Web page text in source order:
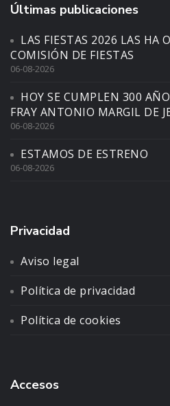
Últimas publicaciones
LAS FIESTAS 2026 LAS HA
COMISIÓN DE FIESTAS
06-08-2026
HOY SE CUMPLEN 300
FRAY ANTONIO MARGIL DE
06-08-2026
ESTAMOS DE ESTRENO
06-08-2026
Privacidad
Aviso legal
Política de privacidad
Política de cookies
Accesos